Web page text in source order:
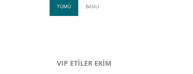
TÜMÜ BASILI
VIP ETILER EKIM